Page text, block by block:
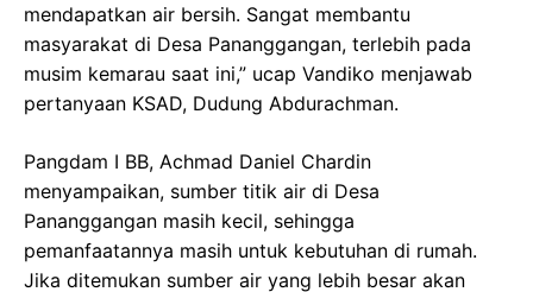
mendapatkan air bersih. Sangat membantu
masyarakat di Desa Pananggangan, terlebih pada
musim kemarau saat ini,” ucap Vandiko menjawab
pertanyaan KSAD, Dudung Abdurachman.
Pangdam I BB, Achmad Daniel Chardin
menyampaikan, sumber titik air di Desa
Pananggangan masih kecil, sehingga
pemanfaatannya masih untuk kebutuhan di rumah.
Jika ditemukan sumber air yang lebih besar akan